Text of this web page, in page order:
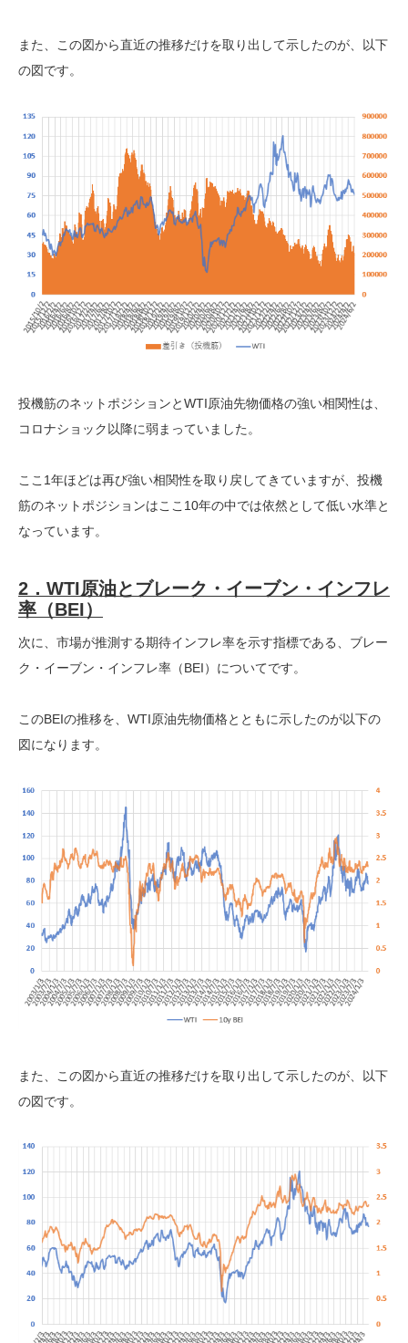
また、この図から直近の推移だけを取り出して示したのが、以下
の図です。
投機筋のネットポジションとWTI原油先物価格の強い相関性は、
コロナショック以降に弱まっていました。
ここ1年ほどは再び強い相関性を取り戻してきていますが、投機
筋のネットポジションはここ10年の中では依然として低い水準と
なっています。
2．WTI原油とブレーク・イーブン・インフレ
率（BEI）
次に、市場が推測する期待インフレ率を示す指標である、ブレー
ク・イーブン・インフレ率（BEI）についてです。
このBEIの推移を、WTI原油先物価格とともに示したのが以下の
図になります。
また、この図から直近の推移だけを取り出して示したのが、以下
の図です。